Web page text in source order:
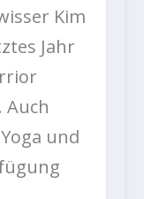
Kim
Jahr
Auch
und